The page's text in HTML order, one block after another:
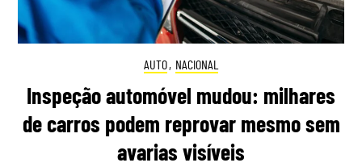
AUTO, NACIONAL
Inspeção automóvel mudou: milhares
de carros podem reprovar mesmo sem
avarias visíveis